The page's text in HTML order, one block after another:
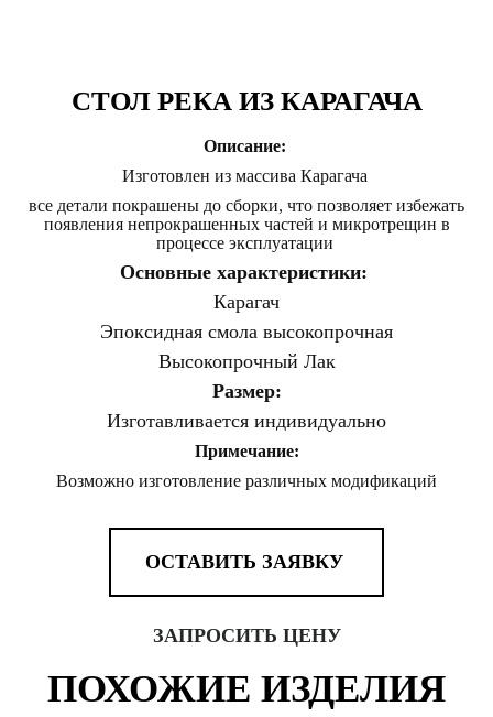
СТОЛ РЕКА ИЗ КАРАГАЧА
Описание:
Изготовлен из массива Карагача
все детали покрашены до сборки, что позволяет избежать
появления непрокрашенных частей и микротрещин в
процессе эксплуатации
Основные характеристики:
Карагач
Эпоксидная смола высокопрочная
Высокопрочный Лак
Размер:
Изготавливается индивидуально
Примечание:
Возможно изготовление различных модификаций
ОСТАВИТЬ ЗАЯВКУ
ЗАПРОСИТЬ ЦЕНУ
ПОХОЖИЕ ИЗДЕЛИЯ